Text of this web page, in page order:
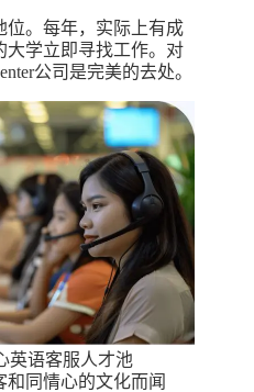
位。每年，实际上有成
大学立即寻找工作。对
公司是完美的去处。
英语客服人才池
和同情心的文化而闻